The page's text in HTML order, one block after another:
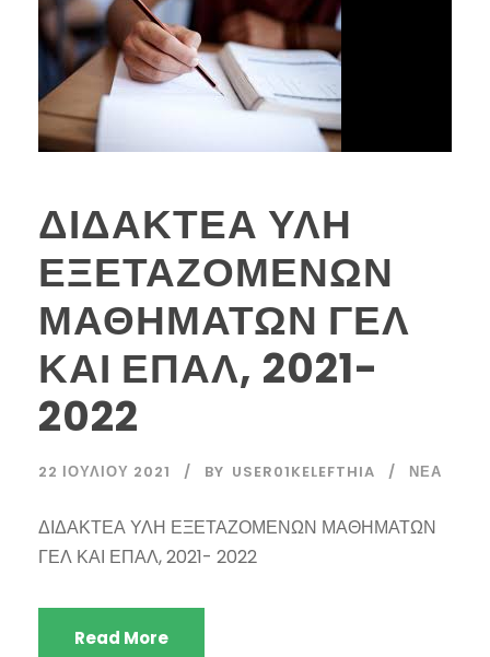
ΔΙΔΑΚΤΕΑ ΥΛΗ
ΕΞΕΤΑΖΟΜΕΝΩΝ
ΜΑΘΗΜΑΤΩΝ ΓΕΛ
ΚΑΙ ΕΠΑΛ, 2021-
2022
22 ΙΟΥΛΊΟΥ 2021 BY USER01KELEFTHIA ΝΈΑ
ΔΙΔΑΚΤΕΑ ΥΛΗ ΕΞΕΤΑΖΟΜΕΝΩΝ ΜΑΘΗΜΑΤΩΝ
ΓΕΛ ΚΑΙ ΕΠΑΛ, 2021- 2022
Read More